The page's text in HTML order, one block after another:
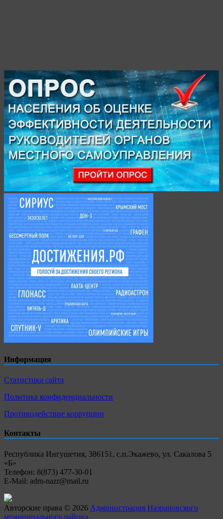
Информация
Статистика сайта
Политика конфиденциальности
Противодействие коррупции
Контакты
Республика Ингушетия, 386151, с.п.Экажево, ул. Сакалова 5
«Б»
Телефон: 8(873) 477-30-01
E-Mail: adm-nazr@mail.ru
Авторские права © 2026 Администрация Назрановского
муниципального района.